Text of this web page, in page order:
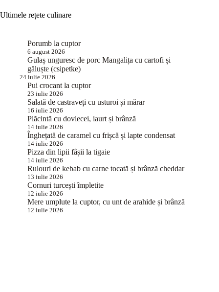
Ultimele rețete culinare
Porumb la cuptor
6 august 2026
Gulaș unguresc de porc Mangalița cu cartofi și
găluște (csipetke)
24 iulie 2026
Pui crocant la cuptor
23 iulie 2026
Salată de castraveți cu usturoi și mărar
16 iulie 2026
Plăcintă cu dovlecei, iaurt și brânză
14 iulie 2026
Înghețată de caramel cu frișcă și lapte condensat
14 iulie 2026
Pizza din lipii fâșii la tigaie
14 iulie 2026
Rulouri de kebab cu carne tocată și brânză cheddar
13 iulie 2026
Cornuri turcești împletite
12 iulie 2026
Mere umplute la cuptor, cu unt de arahide și brânză
12 iulie 2026